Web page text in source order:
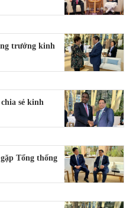
trưởng kinh
sẻ kinh
Tổng thống